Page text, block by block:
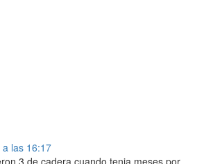
las 16:17
3 de cadera cuando tenia meses por